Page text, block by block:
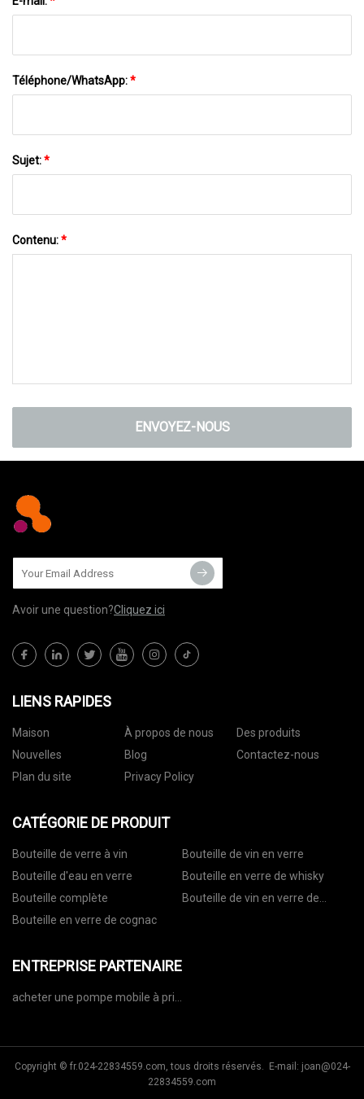
Téléphone/WhatsApp:*
Sujet:*
Contenu:*
ENVOYEZ-NOUS
Avoir une question?Cliquez ici
LIENS RAPIDES
Maison À propos de nous
Des produits
Nouvelles
Blog
Contactez-nous
Plan du site
Privacy Policy
CATÉGORIE DE PRODUIT
Bouteille de verre à vin
Bouteille de vin en verre
Bouteille d'eau en verre
Bouteille en verre de whisky
Bouteille complète
Bouteille de vin en verre de
Bouteille en verre de cognac
ENTREPRISE PARTENAIRE
acheter une pompe mobile à prix
Copyright © fr.024-22834559.com, tous droits réservés. E-mail: joan@024-
22834559.com